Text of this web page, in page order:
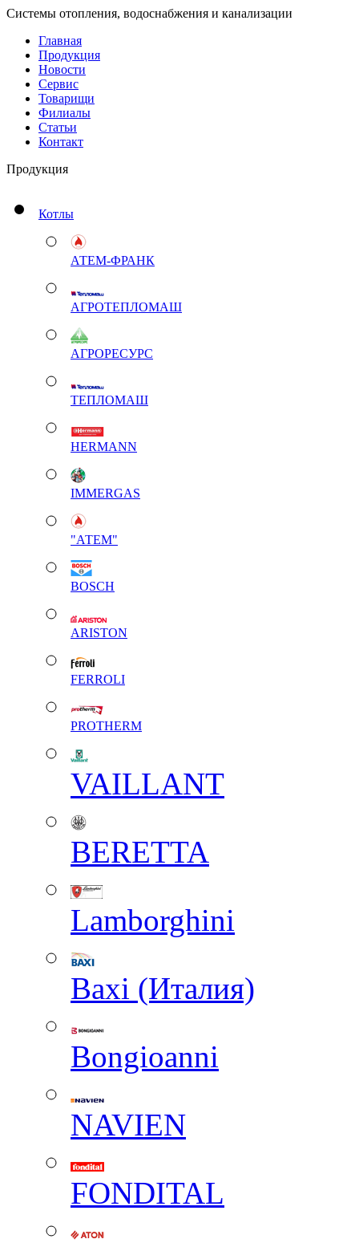
Системы отопления, водоснабжения и канализации
Главная
Продукция
Новости
Сервис
Товарищи
Филиалы
Статьи
Контакт
Продукция
Котлы
АТЕМ-ФРАНК
АГРОТЕПЛОМАШ
АГРОРЕСУРС
ТЕПЛОМАШ
HERMANN
IMMERGAS
"АТЕМ"
BOSCH
ARISTON
FERROLI
PROTHERM
VAILLANT
BERETTA
Lamborghini
Baxi (Италия)
Вongioanni
NAVIEN
FONDITAL